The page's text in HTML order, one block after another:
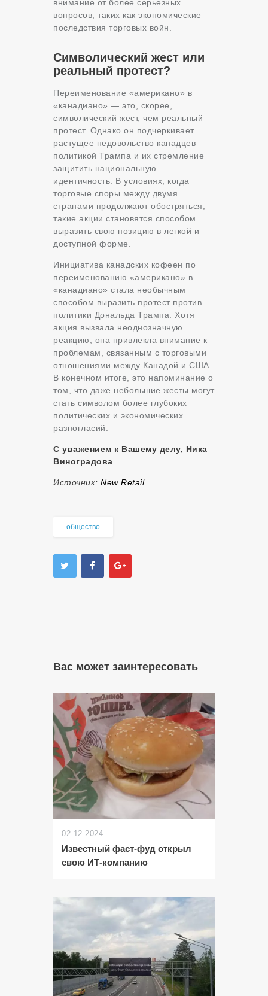
внимание от более серьезных
вопросов, таких как экономические
последствия торговых войн.
Символический жест или
реальный протест?
Переименование «американо» в
«канадиано» — это, скорее,
символический жест, чем реальный
протест. Однако он подчеркивает
растущее недовольство канадцев
политикой Трампа и их стремление
защитить национальную
идентичность. В условиях, когда
торговые споры между двумя
странами продолжают обостряться,
такие акции становятся способом
выразить свою позицию в легкой и
доступной форме.
Инициатива канадских кофеен по
переименованию «американо» в
«канадиано» стала необычным
способом выразить протест против
политики Дональда Трампа. Хотя
акция вызвала неоднозначную
реакцию, она привлекла внимание к
проблемам, связанным с торговыми
отношениями между Канадой и США.
В конечном итоге, это напоминание о
том, что даже небольшие жесты могут
стать символом более глубоких
политических и экономических
разногласий.
С уважением к Вашему делу, Ника
Виноградова
Источник: New Retail
общество
Вас может заинтересовать
02.12.2024
Известный фаст-фуд открыл
свою ИТ-компанию